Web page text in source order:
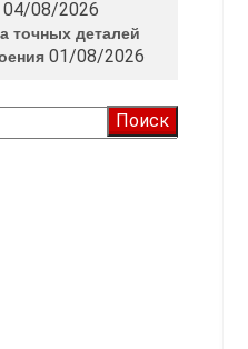
04/08/2026
точных деталей
01/08/2026